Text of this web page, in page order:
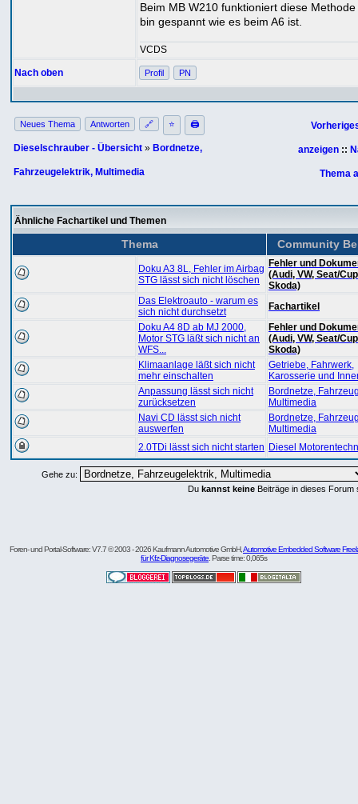
Beim MB W210 funktioniert diese
bin gespannt wie es beim A6 ist.
VCDS
Nach oben Profil PN
Neues Thema Antworten 🔗 ⭐ 🖨
Dieselschrauber - Übersicht » Bordnetze,
Fahrzeugelektrik, Multimedia
anzeigen ::
Thema
Ähnliche Fachartikel und Themen
Thema Community
Doku A3 8L, Fehler im Airbag
STG lässt sich nicht löschen
Fehler und
(Audi, VW, Seat/
Skoda)
Das Elektroauto - warum es
sich nicht durchsetzt
Fachartikel
Doku A4 8D ab MJ 2000,
Motor STG läßt sich nicht an
WFS...
Fehler und
(Audi, VW, Seat/
Skoda)
Klimaanlage läßt sich nicht
mehr einschalten
Getriebe, Fahrwerk,
Karosserie und
Anpassung lässt sich nicht
zurücksetzen
Bordnetze,
Multimedia
Navi CD lässt sich nicht
auswerfen
Bordnetze,
Multimedia
2.0TDi lässt sich nicht starten Diesel
Gehe zu:
Du kannst keine Beiträge in dieses Forum
Foren- und Portal-Software: V7.7 © 2003 - 2026 Kaufmann Automotive GmbH,Automotive Embedded Software
für Kfz-Diagnosegeräte . Parse time: 0,065s